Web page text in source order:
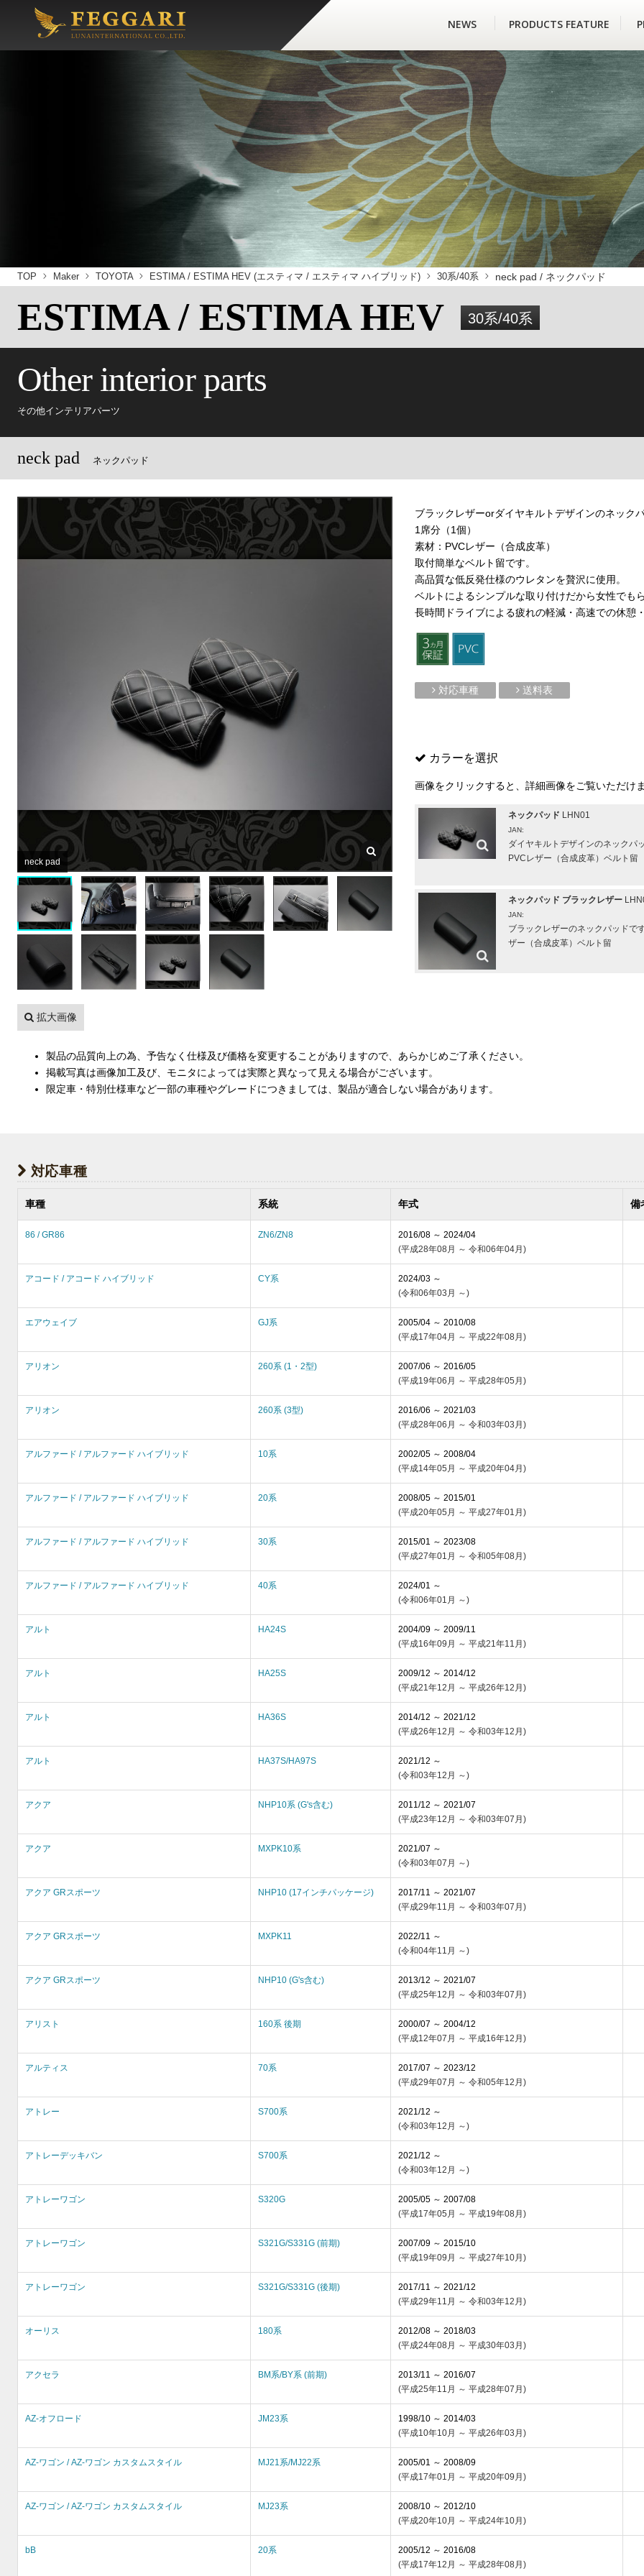
NEWS PRODUCTS FEATURE
TOP Maker TOYOTA ESTIMA / ESTIMA HEV (エスティマ / エスティマ ハイブリッド) 30系/40系 neck pad / ネックパッド
ESTIMA / ESTIMA HEV 30系/40系
Other interior parts
その他インテリアパーツ
neck pad ネックパッド
neck pad
拡大画像
ブラックレザーorダイヤキルトデザインのネック
1席分（1個）
素材：PVCレザー（合成皮革）
取付簡単なベルト留です。
高品質な低反発仕様のウレタンを贅沢に使用。
ベルトによるシンプルな取り付けだから女性でも
長時間ドライブによる疲れの軽減・高速での休憩
対応車種 送料表
カラーを選択
画像をクリックすると、詳細画像をご覧いただけ
ネックパッド LHN01
JAN:
ダイヤキルトデザインのネックパ
PVCレザー（合成皮革）ベルト留
ネックパッド ブラックレザー
JAN:
ブラックレザーのネックパッドで
ザー（合成皮革）ベルト留
製品の品質向上の為、予告なく仕様及び価格を変更することがありますので、あらかじめご了承ください。
掲載写真は画像加工及び、モニタによっては実際と異なって見える場合がございます。
限定車・特別仕様車など一部の車種やグレードにつきましては、製品が適合しない場合があります。
対応車種
車種 系統 年式 備
86 / GR86 ZN6/ZN8
2016/08 ～ 2024/04
(平成28年08月 ～ 令和06年04月)
アコード / アコード ハイブリッド CY系
2024/03 ～
(令和06年03月 ～)
エアウェイブ GJ系
2005/04 ～ 2010/08
(平成17年04月 ～ 平成22年08月)
アリオン 260系 (1・2型)
2007/06 ～ 2016/05
(平成19年06月 ～ 平成28年05月)
アリオン 260系 (3型)
2016/06 ～ 2021/03
(平成28年06月 ～ 令和03年03月)
アルファード / アルファード ハイブリッド 10系
2002/05 ～ 2008/04
(平成14年05月 ～ 平成20年04月)
アルファード / アルファード ハイブリッド 20系
2008/05 ～ 2015/01
(平成20年05月 ～ 平成27年01月)
アルファード / アルファード ハイブリッド 30系
2015/01 ～ 2023/08
(平成27年01月 ～ 令和05年08月)
アルファード / アルファード ハイブリッド 40系
2024/01 ～
(令和06年01月 ～)
アルト HA24S
2004/09 ～ 2009/11
(平成16年09月 ～ 平成21年11月)
アルト HA25S
2009/12 ～ 2014/12
(平成21年12月 ～ 平成26年12月)
アルト HA36S
2014/12 ～ 2021/12
(平成26年12月 ～ 令和03年12月)
アルト HA37S/HA97S
2021/12 ～
(令和03年12月 ～)
アクア NHP10系 (G's含む)
2011/12 ～ 2021/07
(平成23年12月 ～ 令和03年07月)
アクア MXPK10系
2021/07 ～
(令和03年07月 ～)
アクア GRスポーツ NHP10 (17インチパッケージ)
2017/11 ～ 2021/07
(平成29年11月 ～ 令和03年07月)
アクア GRスポーツ MXPK11
2022/11 ～
(令和04年11月 ～)
アクア GRスポーツ NHP10 (G's含む)
2013/12 ～ 2021/07
(平成25年12月 ～ 令和03年07月)
アリスト 160系 後期
2000/07 ～ 2004/12
(平成12年07月 ～ 平成16年12月)
アルティス 70系
2017/07 ～ 2023/12
(平成29年07月 ～ 令和05年12月)
アトレー S700系
2021/12 ～
(令和03年12月 ～)
アトレーデッキバン S700系
2021/12 ～
(令和03年12月 ～)
アトレーワゴン S320G
2005/05 ～ 2007/08
(平成17年05月 ～ 平成19年08月)
アトレーワゴン S321G/S331G (前期)
2007/09 ～ 2015/10
(平成19年09月 ～ 平成27年10月)
アトレーワゴン S321G/S331G (後期)
2017/11 ～ 2021/12
(平成29年11月 ～ 令和03年12月)
オーリス 180系
2012/08 ～ 2018/03
(平成24年08月 ～ 平成30年03月)
アクセラ BM系/BY系 (前期)
2013/11 ～ 2016/07
(平成25年11月 ～ 平成28年07月)
AZ-オフロード JM23系
1998/10 ～ 2014/03
(平成10年10月 ～ 平成26年03月)
AZ-ワゴン / AZ-ワゴン カスタムスタイル MJ21系/MJ22系
2005/01 ～ 2008/09
(平成17年01月 ～ 平成20年09月)
AZ-ワゴン / AZ-ワゴン カスタムスタイル MJ23系
2008/10 ～ 2012/10
(平成20年10月 ～ 平成24年10月)
bB 20系
2005/12 ～ 2016/08
(平成17年12月 ～ 平成28年08月)